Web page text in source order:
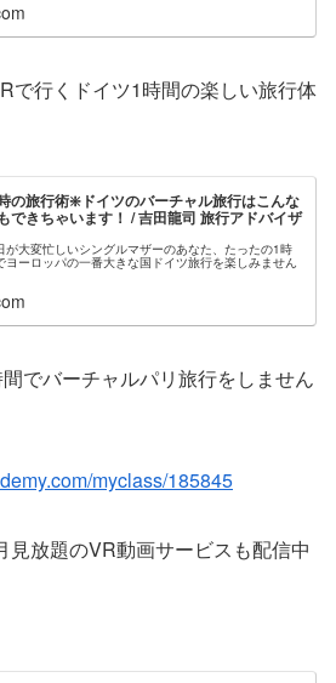
で行くドイツ1時間の楽しい旅行体
の旅行術❇️ドイツのバーチャル旅行はこんな
できちゃいます！ / 吉田龍司 旅行アドバイザ
が大変忙しいシングルマザーのあなた、たったの1時
ヨーロッパの一番大きな国ドイツ旅行を楽しみません
間でバーチャルパリ旅行をしません
myclass/185845
見放題のVR動画サービスも配信中